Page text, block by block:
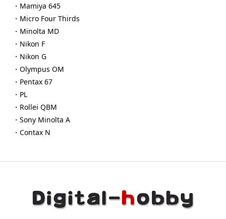
・Mamiya 645
・Micro Four Thirds
・Minolta MD
・Nikon F
・Nikon G
・Olympus OM
・Pentax 67
・PL
・Rollei QBM
・Sony Minolta A
・Contax N